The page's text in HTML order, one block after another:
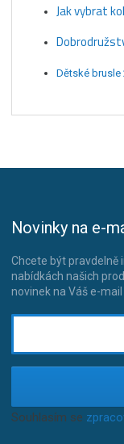
Jak vybrat
Dětské brusle
Novinky na e-
Chcete být pravdelně
nabídkách našich
novinek na Váš e-mail
Souhlasím se